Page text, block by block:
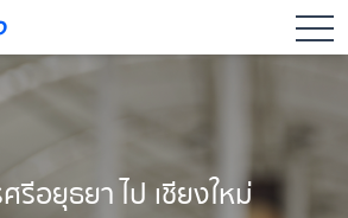
รีอยุธยา ไป เชียงใหม่